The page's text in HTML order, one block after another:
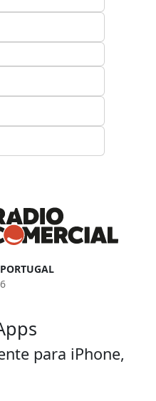
para iPhone,